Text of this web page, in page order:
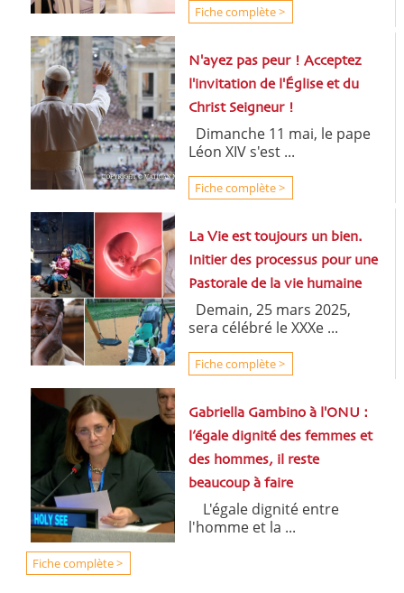
Fiche complète >
N'ayez pas peur ! Acceptez
l'invitation de l'Église et du
Christ Seigneur !
Dimanche 11 mai, le pape
Léon XIV s'est ...
Fiche complète >
La Vie est toujours un bien.
Initier des processus pour une
Pastorale de la vie humaine
Demain, 25 mars 2025,
sera célébré le XXXe ...
Fiche complète >
Gabriella Gambino à l'ONU :
l’égale dignité des femmes et
des hommes, il reste
beaucoup à faire
L'égale dignité entre
l'homme et la ...
Fiche complète >